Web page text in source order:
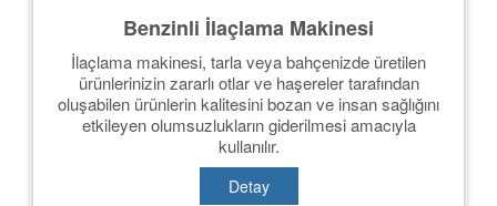
Benzinli İlaçlama Makinesi
İlaçlama makinesi, tarla veya bahçenizde üretilen
ürünlerinizin zararlı otlar ve haşereler tarafından
oluşabilen ürünlerin kalitesini bozan ve insan sağlığını
etkileyen olumsuzlukların giderilmesi amacıyla
kullanılır.
Detay